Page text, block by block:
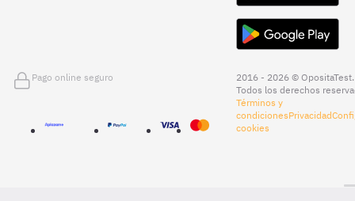
Pago online seguro
2016 - 2026 © OpositaTest.
Todos los derechos
Términos y
condicionesPrivacidad
cookies